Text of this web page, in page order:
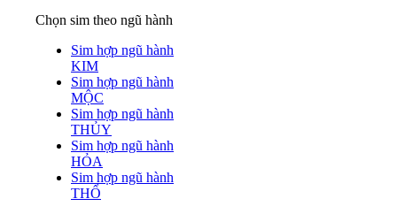
Chọn sim theo ngũ hành
Sim hợp ngũ hành
KIM
Sim hợp ngũ hành
MỘC
Sim hợp ngũ hành
THỦY
Sim hợp ngũ hành
HỎA
Sim hợp ngũ hành
THỔ